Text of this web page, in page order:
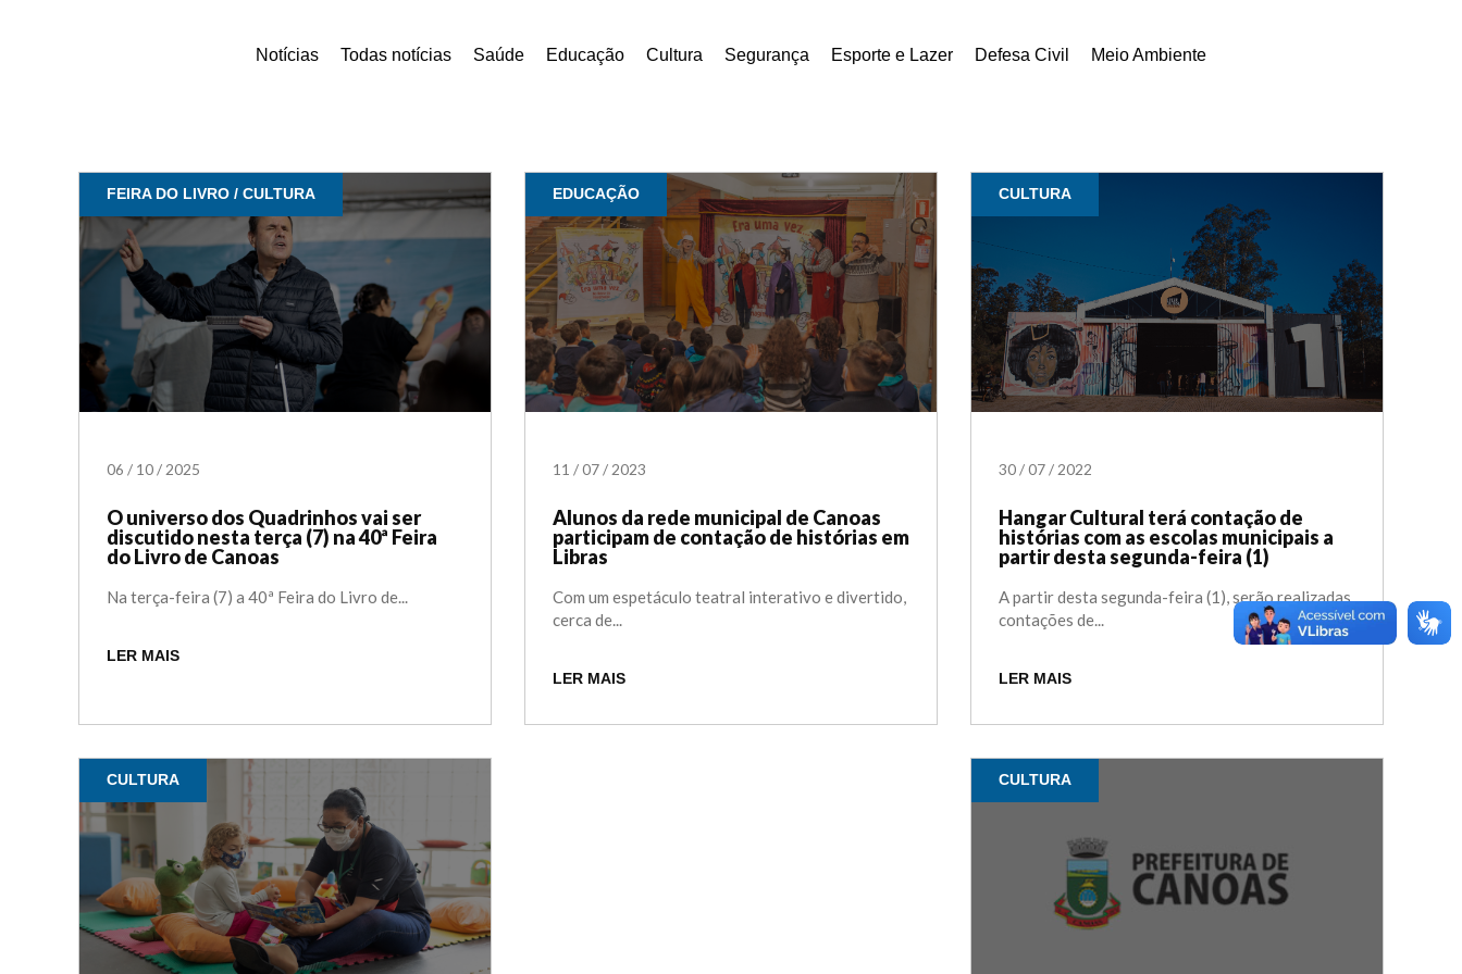
Notícias Todas notícias Saúde Educação Cultura Segurança Esporte e Lazer Defesa Civil Meio Ambiente
FEIRA DO LIVRO / CULTURA
06 / 10/2025
O universo dos Quadrinhos vai ser
discutido nesta terça (7) na 40ª Feira
do Livro de Canoas
Na terça-feira (7) a 40ª Feira do Livro de...
LER MAIS
EDUCAÇÃO
11 /07/2023
Alunos da rede municipal de Canoas
participam de contação de histórias em
Libras
Com um espetáculo teatral interativo e divertido,
cerca de...
LER MAIS
CULTURA
30/07/2022
Hangar Cultural terá contação de
histórias com as escolas municipais a
partir desta segunda-feira (1)
A partir desta segunda-feira (1), serão realizadas
contações de...
LER MAIS
CULTURA CULTURA